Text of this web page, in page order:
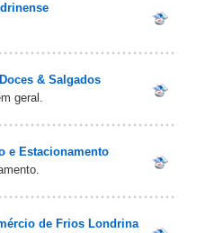
& Salgados‎
geral.
e Estacionamento
de Frios Londrina